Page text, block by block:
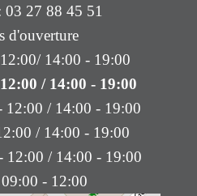
03 27 88 45 51
d'ouverture
14:00 - 19:00
/ 14:00 - 19:00
12:00 / 14:00 - 19:00
/ 14:00 - 19:00
12:00 / 14:00 - 19:00
- 12:00